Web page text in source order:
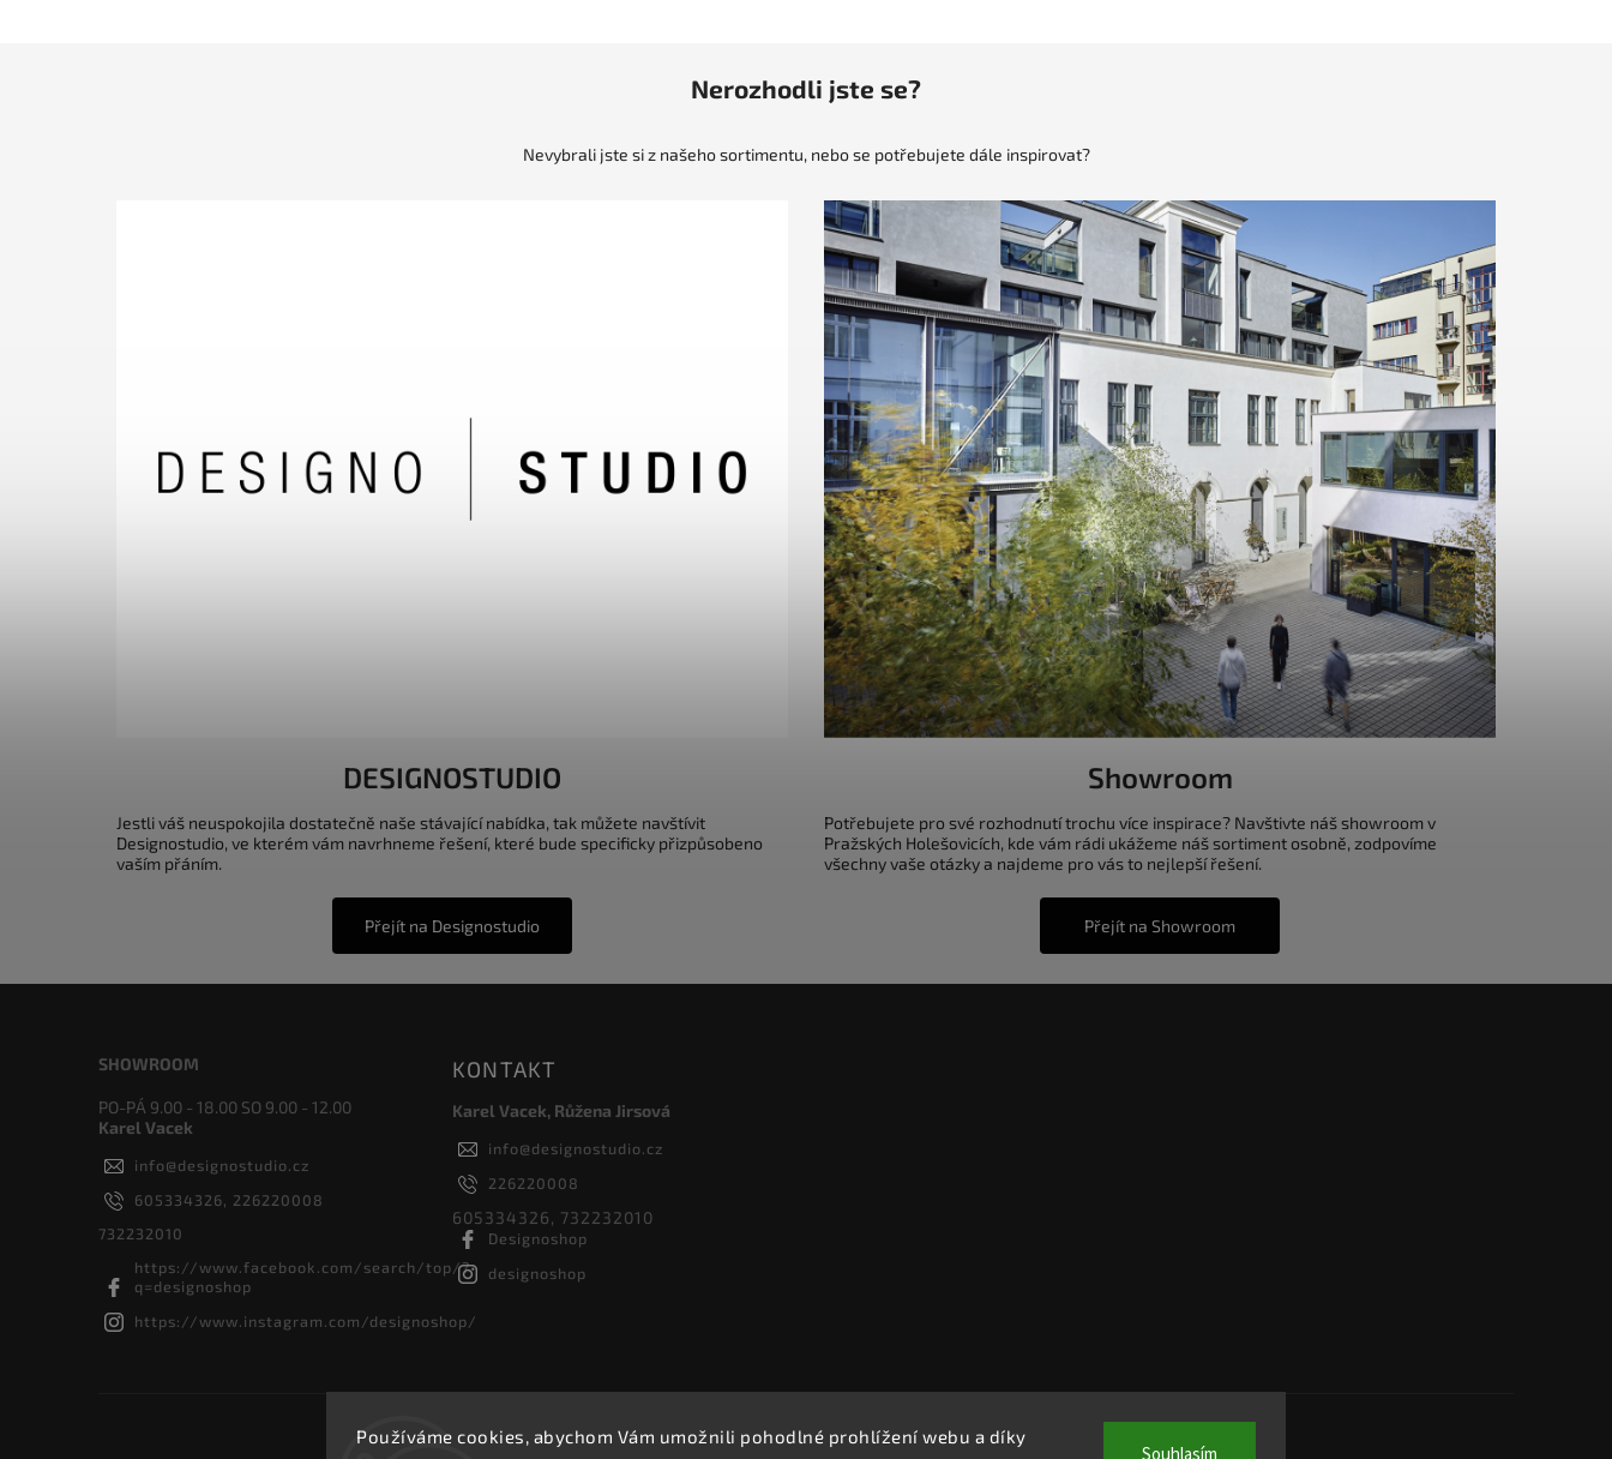
Používáme cookies, abychom Vám umožnili pohodlné prohlížení webu a díky
Nerozhodli jste se?
Nevybrali jste si z našeho sortimentu, nebo se potřebujete dále inspirovat?
DESIGNOSTUDIO
Jestli váš neuspokojila dostatečně naše stávající nabídka, tak můžete navštívit
Designostudio, ve kterém vám navrhneme řešení, které bude specificky přizpůsobeno
vaším přáním.
Přejít na Designostudio
Showroom
Potřebujete pro své rozhodnutí trochu více inspirace? Navštivte náš showroom v
Pražských Holešovicích, kde vám rádi ukážeme náš sortiment osobně, zodpovíme
všechny vaše otázky a najdeme pro vás to nejlepší řešení.
Přejít na Showroom
SHOWROOM
PO-PÁ 9.00 - 18.00 SO 9.00 - 12.00
Karel Vacek
info@designostudio.cz
605334326, 226220008
732232010
https://www.facebook.com/search/top/?
q=designoshop
https://www.instagram.com/designoshop/
KONTAKT
Karel Vacek, Růžena Jirsová
info@designostudio.cz
226220008
605334326, 732232010
Designoshop
designoshop
Copyright 2026Designoshop. Všechna práva vyhrazena.